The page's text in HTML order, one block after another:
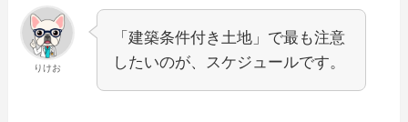
りけお
「建築条件付き土地」で最も注意
したいのが、スケジュールです。